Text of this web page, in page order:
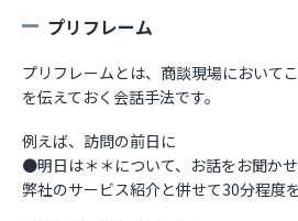
プリフレーム
プリフレームとは、商談現場において
を伝えておく会話手法です。
例えば、訪問の前日に
●明日は＊＊について、お話をお聞かせ
弊社のサービス紹介と併せて30分程度